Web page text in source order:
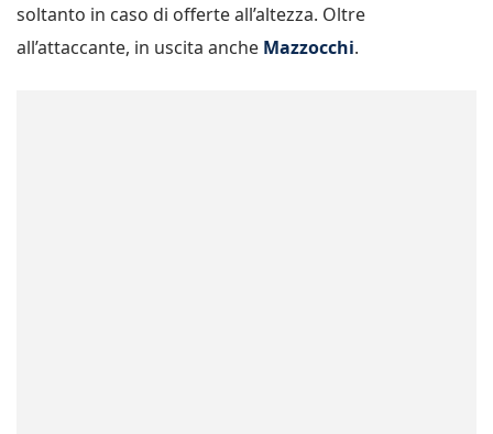
soltanto in caso di offerte all’altezza. Oltre
all’attaccante, in uscita anche Mazzocchi.